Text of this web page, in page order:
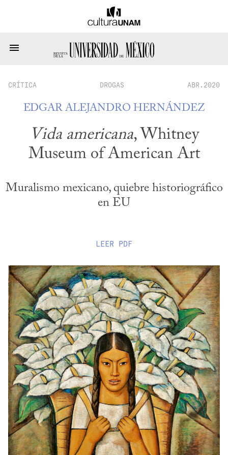
CRÍTICA DROGAS ABR.2020
EDGAR ALEJANDRO HERNÁNDEZ
Vida americana, Whitney
Museum of American Art
Muralismo mexicano, quiebre historiográfico
en EU
LEER PDF